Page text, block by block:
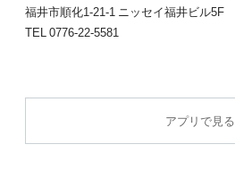
福井市順化1-21-1 ニッセイ福井ビル5F
TEL 0776-22-5581
アプリで見る